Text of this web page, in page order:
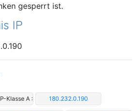
gesperrt ist.
IP
Klasse A : 180.232.0.190